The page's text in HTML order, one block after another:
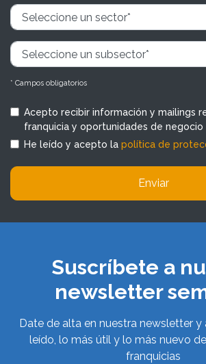
* Campos obligatorios
Acepto recibir información y mailings
franquicia y oportunidades de negocio
He leído y acepto la política de
Enviar
Suscríbete a
newsletter
Date de alta en nuestra newsletter
leído, lo más útil y lo más nuevo
franquicias